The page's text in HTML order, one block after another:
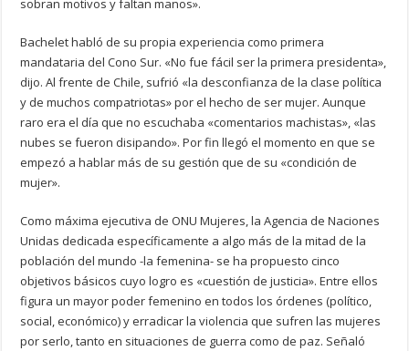
sobran motivos y faltan manos».
Bachelet habló de su propia experiencia como primera
mandataria del Cono Sur. «No fue fácil ser la primera presidenta»,
dijo. Al frente de Chile, sufrió «la desconfianza de la clase política
y de muchos compatriotas» por el hecho de ser mujer. Aunque
raro era el día que no escuchaba «comentarios machistas», «las
nubes se fueron disipando». Por fin llegó el momento en que se
empezó a hablar más de su gestión que de su «condición de
mujer».
Como máxima ejecutiva de ONU Mujeres, la Agencia de Naciones
Unidas dedicada específicamente a algo más de la mitad de la
población del mundo -la femenina- se ha propuesto cinco
objetivos básicos cuyo logro es «cuestión de justicia». Entre ellos
figura un mayor poder femenino en todos los órdenes (político,
social, económico) y erradicar la violencia que sufren las mujeres
por serlo, tanto en situaciones de guerra como de paz. Señaló